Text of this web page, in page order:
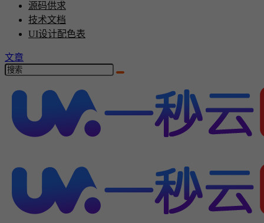
源码供求
技术文档
UI设计配色表
文章